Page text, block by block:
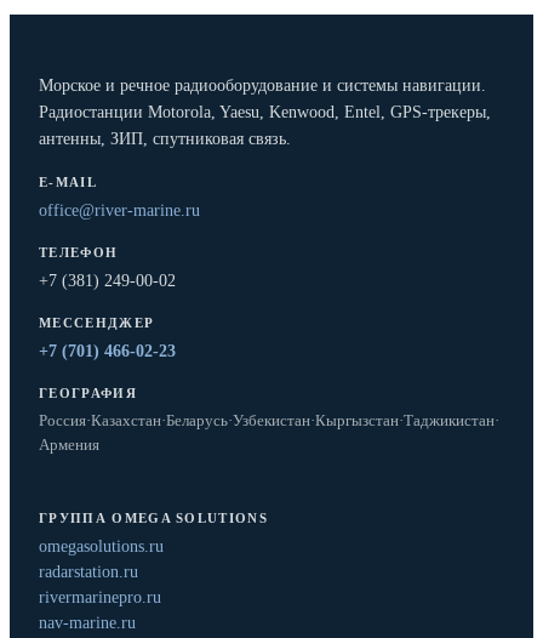
Морское и речное радиооборудование и системы навигации.
Радиостанции Motorola, Yaesu, Kenwood, Entel, GPS-трекеры,
антенны, ЗИП, спутниковая связь.
E-MAIL
office@river-marine.ru
ТЕЛЕФОН
+7 (381) 249-00-02
МЕССЕНДЖЕР
+7 (701) 466-02-23
ГЕОГРАФИЯ
Россия·Казахстан·Беларусь·Узбекистан·Кыргызстан·Таджикистан·
Армения
ГРУППА OMEGA SOLUTIONS
omegasolutions.ru
radarstation.ru
rivermarinepro.ru
nav-marine.ru